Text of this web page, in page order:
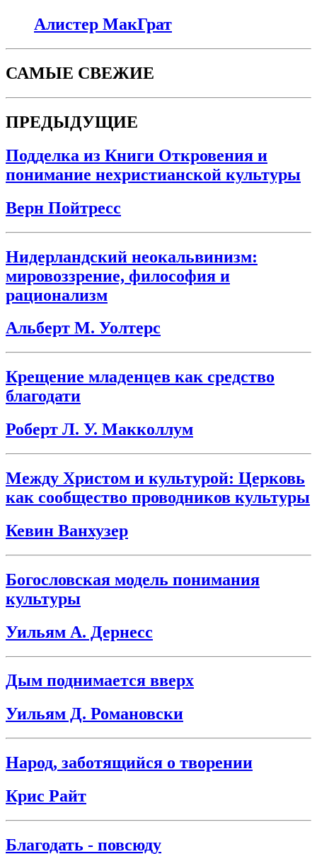
Алистер МакГрат
САМЫЕ СВЕЖИЕ
ПРЕДЫДУЩИЕ
Подделка из Книги Откровения и
понимание нехристианской культуры
Верн Пойтресс
Нидерландский неокальвинизм:
мировоззрение, философия и
рационализм
Альберт М. Уолтерс
Крещение младенцев как средство
благодати
Роберт Л. У. Макколлум
Между Христом и культурой: Церковь
как сообщество проводников культуры
Кевин Ванхузер
Богословская модель понимания
культуры
Уильям А. Дернесс
Дым поднимается вверх
Уильям Д. Романовски
Народ, заботящийся о творении
Крис Райт
Благодать - повсюду